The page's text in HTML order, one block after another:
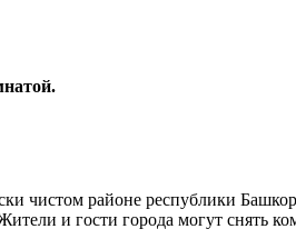
чистом районе республики
и гости города могут снять